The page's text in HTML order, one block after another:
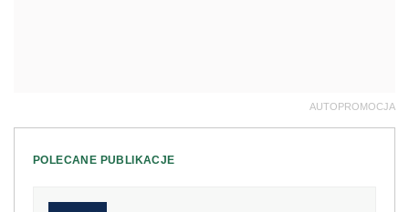
AUTOPROMOCJA
POLECANE PUBLIKACJE